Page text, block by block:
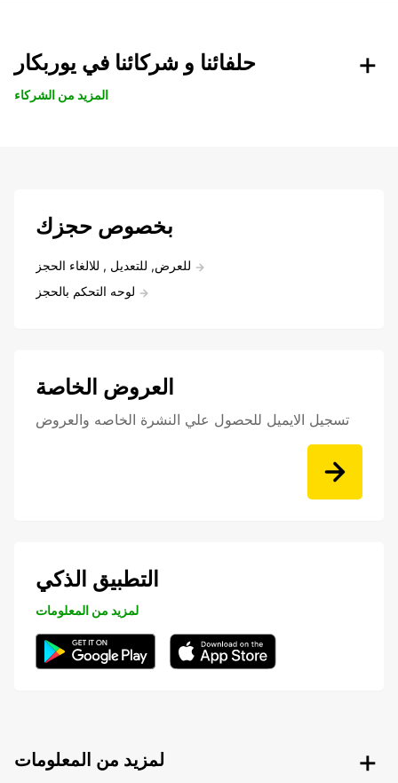
حلفائنا و شركائنا في يوربكار
المزيد من الشركاء
بخصوص حجزك
للعرض, للتعديل , للالغاء الحجز
لوحه التحكم بالحجز
العروض الخاصة
تسجيل الايميل للحصول علي النشرة الخاصه والعروض
التطبيق الذكي
لمزيد من المعلومات
لمزيد من المعلومات